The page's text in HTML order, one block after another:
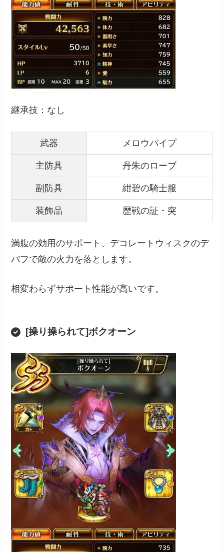
継承技：なし
武器 メロウパイプ
主防具 丹朱のローブ
副防具 紺碧の騎士服
装飾品 歴戦の証・突
満腹の効用のサポート、デコレートウィスクのデ
バフで敵の火力を落とします。
相変わらずサポート性能が高いです。
[操り操られて]ボクオーン